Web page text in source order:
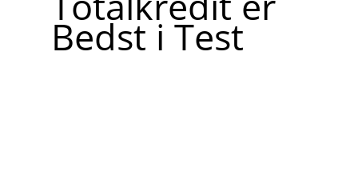
Bedst i Test